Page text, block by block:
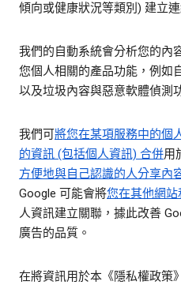
傾向或健康狀況等類別) 建立連
我們的自動系統會分析您的內
您個人相關的產品功能，例如
以及垃圾內容與惡意軟體偵測
我們可將您在某項服務中的個
的資訊 (包括個人資訊) 合併用
方便地與自己認識的人分享內
Google 可能會將您在其他網
人資訊建立關聯，據此改善
廣告的品質。
在將資訊用於本《隱私權政策